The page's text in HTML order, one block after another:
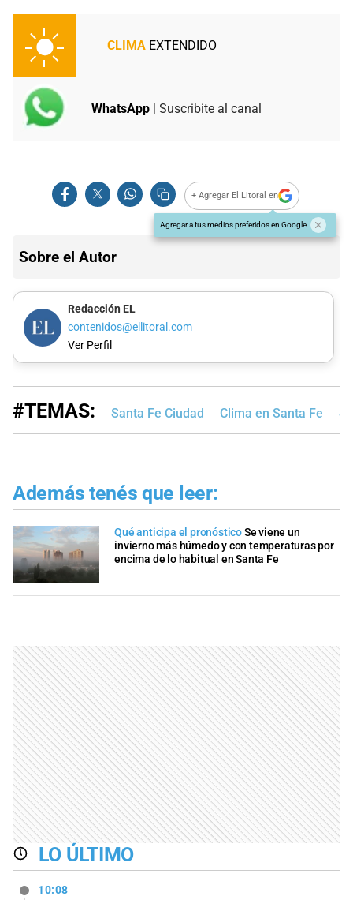
CLIMA EXTENDIDO
WhatsApp | Suscribite al canal
+ Agregar El Litoral en
Agregar a tus medios preferidos en Google
Sobre el Autor
Redacción EL
contenidos@ellitoral.com
Ver Perfil
#TEMAS: Santa Fe Ciudad Clima en Santa Fe
Además tenés que leer:
Qué anticipa el pronósticoSe viene un
invierno más húmedo y con temperaturas por
encima de lo habitual en Santa Fe
LO ÚLTIMO
10:08